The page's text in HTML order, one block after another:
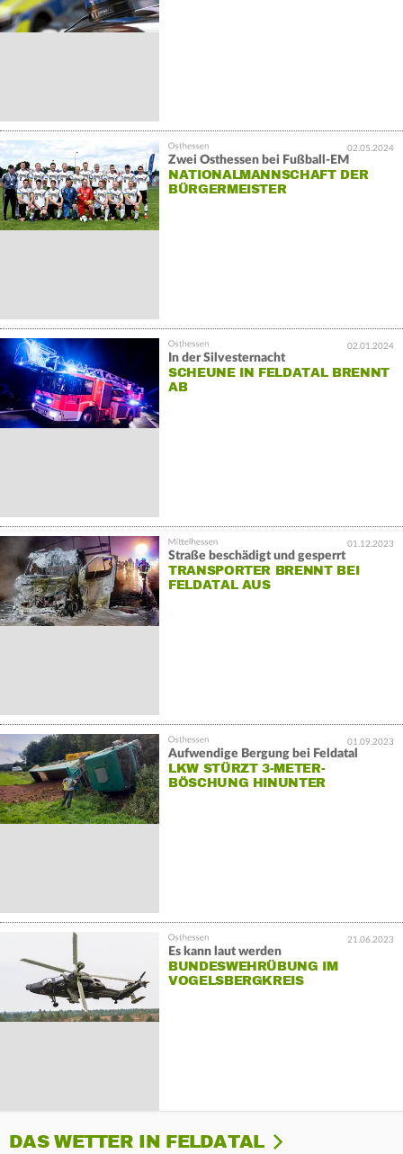
02.05.2024
Zwei Osthessen bei Fußball-EM
NATIONALMANNSCHAFT DER
BÜRGERMEISTER
02.01.2024
In der Silvesternacht
SCHEUNE IN FELDATAL BRENNT
AB
01.12.2023
Straße beschädigt und gesperrt
TRANSPORTER BRENNT BEI
FELDATAL AUS
01.09.2023
Aufwendige Bergung bei Feldatal
LKW STÜRZT 3-METER-
BÖSCHUNG HINUNTER
21.06.2023
Es kann laut werden
BUNDESWEHRÜBUNG IM
VOGELSBERGKREIS
DAS WETTER IN FELDATAL